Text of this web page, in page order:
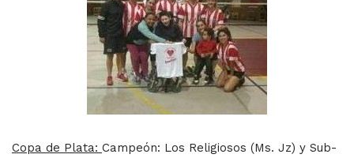
Copa de Plata: Campeón: Los Religiosos (Ms. Jz) y Sub-